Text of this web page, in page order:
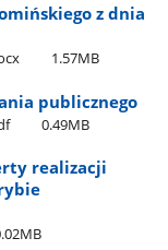
z dnia
1.57MB
publicznego
0.49MB
realizacji